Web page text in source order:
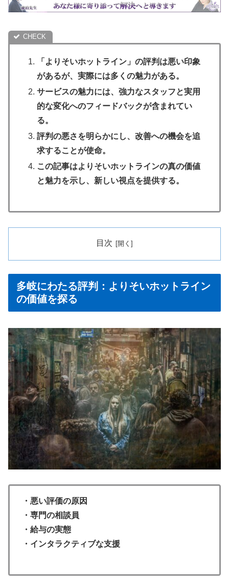
「よりそいホットライン」の評判は悪い印象
があるが、実際には多くの魅力がある。
サービスの魅力には、強力なスタッフと実用
的な変化へのフィードバックが含まれてい
る。
評判の悪さを明らかにし、改善への機会を追
求することが使命。
この記事はよりそいホットラインの真の価値
と魅力を示し、新しい視点を提供する。
目次
多岐にわたる評判：よりそいホットライン
の価値を探る
・悪い評価の原因
・専門の相談員
・給与の実態
・インタラクティブな支援